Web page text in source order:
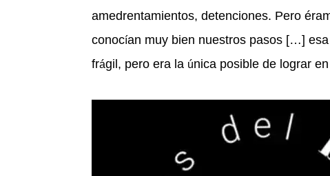
amedrentamientos, detenciones. Pero é
conocían muy bien nuestros pasos […]
frágil, pero era la única posible de lograr